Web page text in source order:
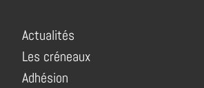
Actualités
Les créneaux
Adhésion